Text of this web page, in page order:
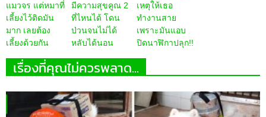
แมวจร แต่หมาที่
เลี้ยงไว้ติดมัน
มาก เลยต้อง
เลี้ยงด้วยกัน
มีความสุขคูณ 2
ที่ไหนได้ โดน
ป่วนจนไม่ได้
หลับได้นอน
เหตุให้เธอ
ทำงานสาย
เพราะมันแอบ
ปิดนาฬิกาปลุก!!
เรื่องที่คุณไม่ควรพลาด...